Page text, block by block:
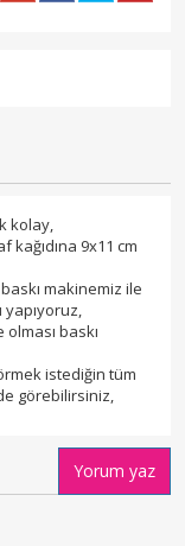
kolay,
kağıdına 9x11 cm
makinemiz ile
yapıyoruz,
baskı
istediğin tüm
görebilirsiniz,
Yorum yaz